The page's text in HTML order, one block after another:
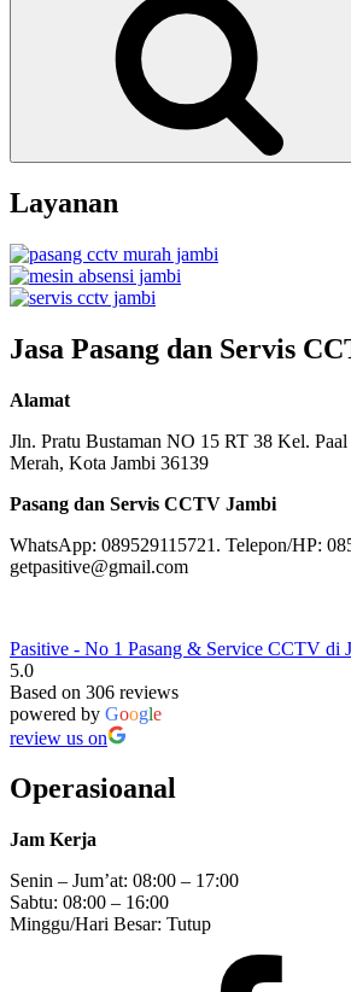
Layanan
Jasa Pasang dan Servis
Alamat
Jln. Pratu Bustaman NO 15 RT 38 Kel. Paal